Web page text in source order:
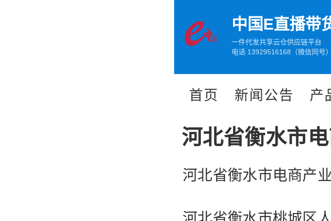
中国E直播带
一件代发共享云仓供应链平台
电话 13929516168（微信同号）
首页 新闻公告 产
河北省衡水市
河北省衡水市电商产